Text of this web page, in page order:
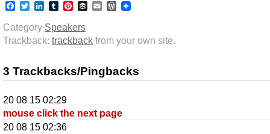
Facebook
TwitterLinkedIn
TumblrPinterest
BufferEmailWordPress
Category Speakers
Trackback: trackback from your own site.
3 Trackbacks/Pingbacks
20 08 15 02:29
mouse click the next page
20 08 15 02:36